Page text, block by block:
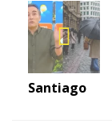
Santiago